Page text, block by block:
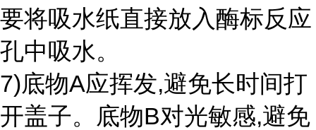
要将吸水纸直接放入酶标反应
孔中吸水。
7)底物A应挥发,避免长时间打
开盖子。底物B对光敏感,避免